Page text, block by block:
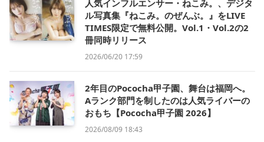
人気インフルエンサー・ねこみ。、デジタ
ル写真集『ねこみ。のぜんぶ。』をLIVE
TIMES限定で無料公開。Vol.1・Vol.2の2
冊同時リリース
2026/06/20 17:59
2年目のPococha甲子園、舞台は福岡へ。
Aランク部門を制したのは人気ライバーの
おもち【Pococha甲子園 2026】
2026/08/09 18:43